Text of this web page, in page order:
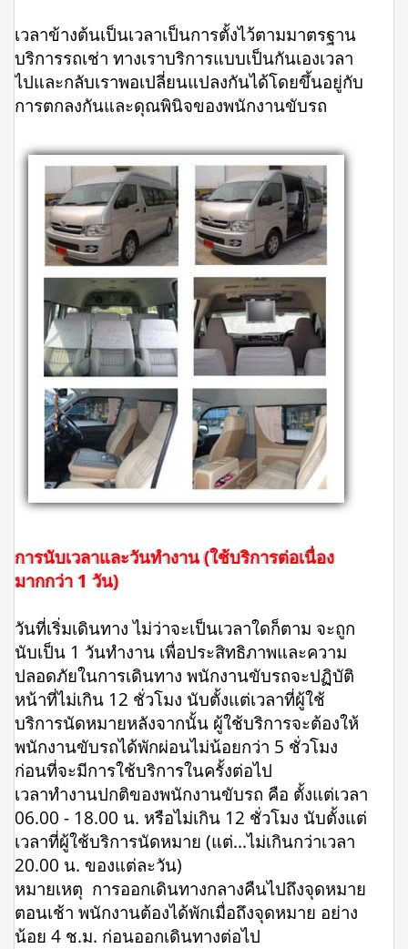
เวลาข้างต้นเป็นเวลาเป็นการตั้งไว้ตามมาตรฐาน
บริการรถเช่า ทางเราบริการแบบเป็นกันเองเวลา
ไปและกลับเราพอเปลี่ยนแปลงกันได้โดยขึ้นอยู่กับ
การตกลงกันและดุณพินิจของพนักงานขับรถ
การนับเวลาและวันทำงาน (ใช้บริการต่อเนื่อง
มากกว่า 1 วัน)
วันที่เริ่มเดินทาง ไม่ว่าจะเป็นเวลาใดก็ตาม จะถูก
นับเป็น 1 วันทำงาน เพื่อประสิทธิภาพและความ
ปลอดภัยในการเดินทาง พนักงานขับรถจะปฏิบัติ
หน้าที่ไม่เกิน 12 ชั่วโมง นับตั้งแต่เวลาที่ผู้ใช้
บริการนัดหมายหลังจากนั้น ผู้ใช้บริการจะต้องให้
พนักงานขับรถได้พักผ่อนไม่น้อยกว่า 5 ชั่วโมง
ก่อนที่จะมีการใช้บริการในครั้งต่อไป
เวลาทำงานปกติของพนักงานขับรถ คือ ตั้งแต่เวลา
06.00 - 18.00 น. หรือไม่เกิน 12 ชั่วโมง นับตั้งแต่
เวลาที่ผู้ใช้บริการนัดหมาย (แต่...ไม่เกินกว่าเวลา
20.00 น. ของแต่ละวัน)
หมายเหตุ การออกเดินทางกลางคืนไปถึงจุดหมาย
ตอนเช้า พนักงานต้องได้พักเมื่อถึงจุดหมาย อย่าง
น้อย 4 ช.ม. ก่อนออกเดินทางต่อไป